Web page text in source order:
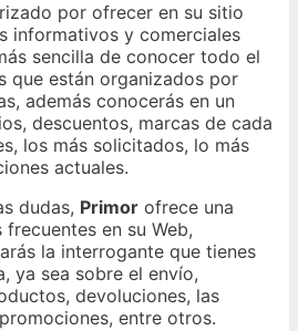
por ofrecer en su sitio
informativos y comerciales
sencilla de conocer todo el
que están organizados por
además conocerás en un
descuentos, marcas de cada
los más solicitados, lo más
actuales.
dudas, Primor ofrece una
en su Web,
la interrogante que tienes
ya sea sobre el envío,
devoluciones, las
entre otros.